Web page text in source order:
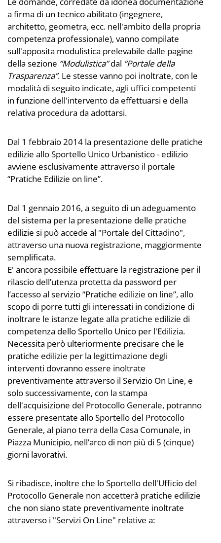
a firma di un tecnico abilitato (ingegnere,
architetto, geometra, ecc. nell'ambito della propria
competenza professionale), vanno compilate
sull'apposita modulistica prelevabile dalle pagine
della sezione “Modulistica”dal “Portale della
Trasparenza”. Le stesse vanno poi inoltrate, con le
modalità di seguito indicate, agli uffici competenti
in funzione dell'intervento da effettuarsi e della
relativa procedura da adottarsi.
Dal 1 febbraio 2014 la presentazione delle pratiche
edilizie allo Sportello Unico Urbanistico - edilizio
avviene esclusivamente attraverso il portale
“Pratiche Edilizie on line”.
Dal 1 gennaio 2016, a seguito di un adeguamento
del sistema per la presentazione delle pratiche
edilizie si può accede al "Portale del Cittadino",
attraverso una nuova registrazione, maggiormente
semplificata.
E' ancora possibile effettuare la registrazione per il
rilascio dell’utenza protetta da password per
l’accesso al servizio “Pratiche edilizie on line”, allo
scopo di porre tutti gli interessati in condizione di
inoltrare le istanze legate alla pratiche edilizie di
competenza dello Sportello Unico per l'Edilizia.
Necessita però ulteriormente precisare che le
pratiche edilizie per la legittimazione degli
interventi dovranno essere inoltrate
preventivamente attraverso il Servizio On Line, e
solo successivamente, con la stampa
dell'acquisizione del Protocollo Generale, potranno
essere presentate allo Sportello del Protocollo
Generale, al piano terra della Casa Comunale, in
Piazza Municipio, nell’arco di non più di 5 (cinque)
giorni lavorativi.
Si ribadisce, inoltre che lo Sportello dell'Ufficio del
Protocollo Generale non accetterà pratiche edilizie
che non siano state preventivamente inoltrate
attraverso i "Servizi On Line" relative a: